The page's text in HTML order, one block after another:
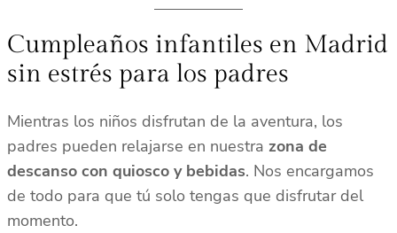
Cumpleaños infantiles en Madrid
sin estrés para los padres
Mientras los niños disfrutan de la aventura, los
padres pueden relajarse en nuestra zona de
descanso con quiosco y bebidas. Nos encargamos
de todo para que tú solo tengas que disfrutar del
momento.